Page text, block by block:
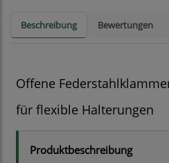
Beschreibung Bewertungen
Offene
für flexible Halterungen
Produktbeschreibung